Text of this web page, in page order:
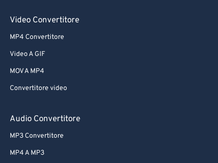
Video Convertitore
MP4 Convertitore
Video A GIF
MOV A MP4
Convertitore video
Audio Convertitore
MP3 Convertitore
MP4 A MP3